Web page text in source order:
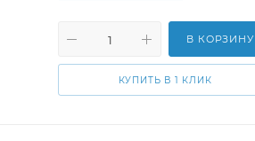
В КОРЗИНУ
КУПИТЬ В 1 КЛИК